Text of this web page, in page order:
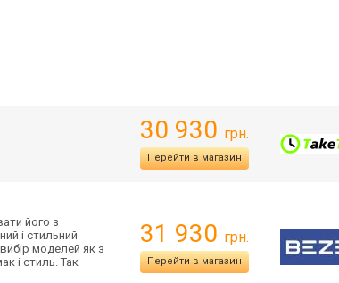
30 930 грн.
Перейти в магазин
його з
і стильний
моделей як з
і стиль. Так
31 930 грн.
Перейти в магазин